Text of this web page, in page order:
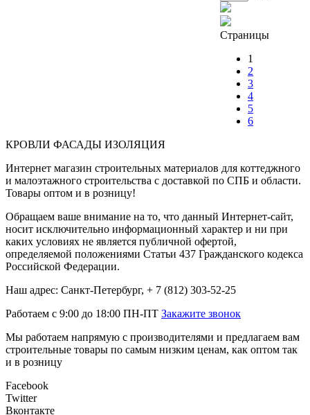
Страницы
1
2
3
4
5
6
КРОВЛИ ФАСАДЫ ИЗОЛЯЦИЯ
Интернет магазин строительных материалов для коттеджного
и малоэтажного строительства с доставкой по СПБ и области.
Товары оптом и в розницу!
Обращаем ваше внимание на то, что данный Интернет-сайт,
носит исключительно информационный характер и ни при
каких условиях не является публичной офертой,
определяемой положениями Статьи 437 Гражданского кодекса
Российской Федерации.
Наш адрес: Санкт-Петербург, + 7 (812) 303-52-25
Работаем с 9:00 до 18:00 ПН-ПТ Закажите звонок
Мы работаем напрямую с производителями и предлагаем вам
строительные товары по самым низким ценам, как оптом так
и в розницу
Facebook
Twitter
Вконтакте